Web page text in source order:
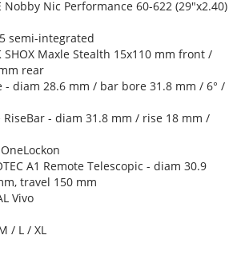
Nobby Nic Performance 60-622 (29"x2.40)
semi-integrated
SHOX Maxle Stealth 15x110 mm front /
rear
- diam 28.6 mm / bar bore 31.8 mm / 6° /
RiseBar - diam 31.8 mm / rise 18 mm /
A1 Remote Telescopic - diam 30.9
travel 150 mm
Vivo
/ L / XL